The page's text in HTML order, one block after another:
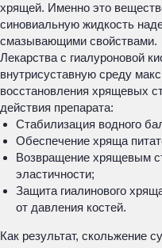
хрящей. Именно это
синовиальную жидкость
смазывающими свойствами.
Лекарства с гиалуроновой
внутрисуставную среду
восстановления хрящевых
действия препарата:
Стабилизация водного
Обеспечение хряща
Возвращение хрящевым
эластичности;
Защита гиалинового
от давления костей.
Как результат, скольжение